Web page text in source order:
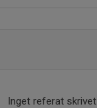
Inget referat skrivet